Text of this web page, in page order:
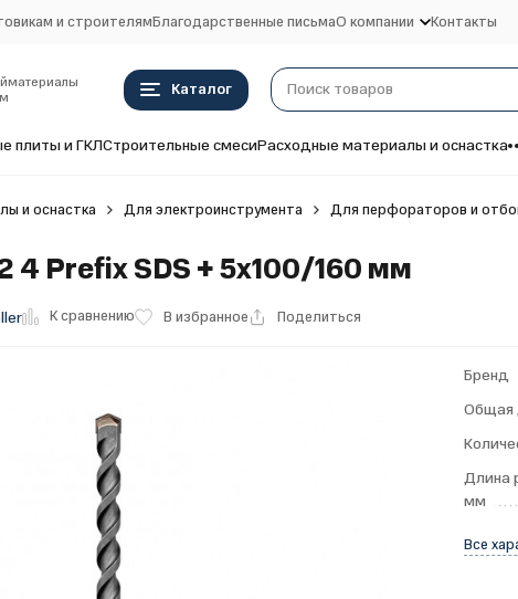
и строителямБлагодарственные письмаО компании Контакты
Каталог
плиты и ГКЛСтроительные смесиРасходные материалы и оснастка
и оснастка Для электроинструмента Для перфораторов и
4 Prefix SDS + 5х100/160 мм
К сравнению В избранное Поделиться
Бренд
Общая
Длина
мм
Все